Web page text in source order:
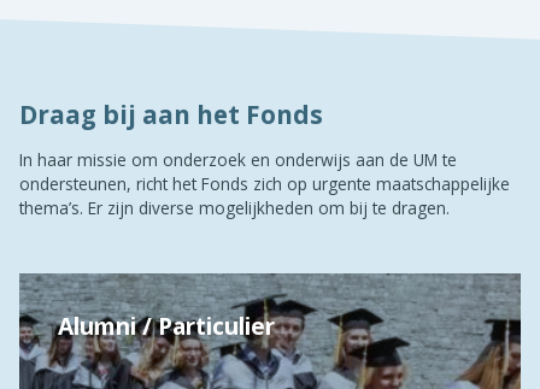
Draag bij aan het Fonds
In haar missie om onderzoek en onderwijs aan de UM te
ondersteunen, richt het Fonds zich op urgente maatschappelijke
thema’s. Er zijn diverse mogelijkheden om bij te dragen.
Alumni / Particulier